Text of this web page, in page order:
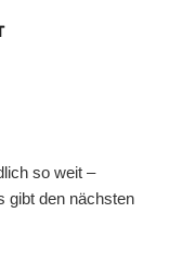
so weit –
gibt den nächsten